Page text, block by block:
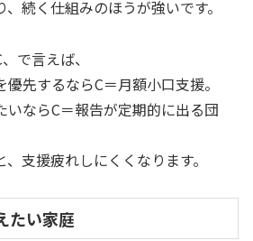
続く仕組みのほうが強いです。
で言えば、
先するならC＝月額小口支援。
いならC＝報告が定期的に出る団
支援疲れしにくくなります。
たい家庭